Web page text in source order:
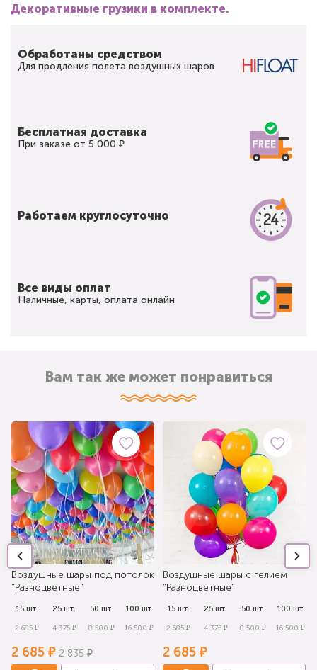
Декоративные грузики в комплекте.
Обработаны средством
Для продления полета воздушных шаров
Бесплатная доставка
При заказе от 5 000 ₽
Работаем круглосуточно
Все виды оплат
Наличные, карты, оплата онлайн
Вам так же может понравиться
Воздушные шары под потолок
"Разноцветные"
15 шт.
2 685 ₽
25 шт.
4 375 ₽
50 шт.
8 500 ₽
100 шт.
16 500 ₽
2 685 ₽ 2 835 ₽
Воздушные шары с гелием
"Разноцветные"
15 шт.
2 685 ₽
25 шт.
4 375 ₽
50 шт.
8 500 ₽
100 шт.
16 500 ₽
2 685 ₽